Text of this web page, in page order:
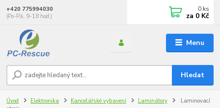
Menu
Hledat
+420 775994030
(Po-Pá, 9-18 hod.)
0 ks
za 0 Kč
Úvod Elektronika Kancelářské vybavení Laminátory
Laminovací